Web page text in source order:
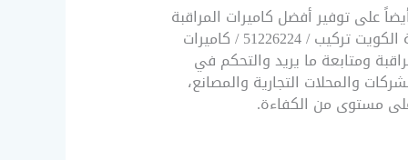
على توفير أفضل كاميرات المراقبة
بأفضل الماركات العالمية لجميع أنواع كاميرات المراقبة اللاسلكية المتحركة والثابتة، حيث أن كاميرات مراقبة الكويت تركيب / 51226224 / كاميرات
ومتابعة ما يريد والتحكم في
والمحلات التجارية والمصانع،
مستوى من الكفاءة.